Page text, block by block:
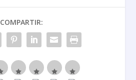
COMPARTIR: